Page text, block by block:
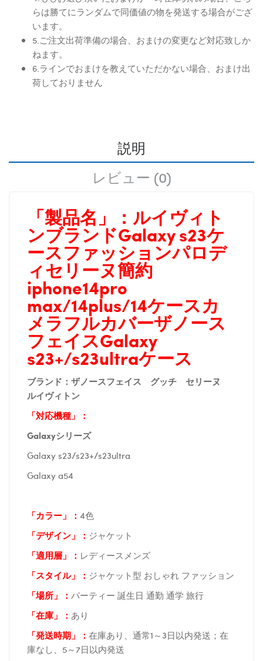
らは勝てにランダムで同価値の物を発送する場合がござ
います。
5.ご注文出荷準備の場合、おまけの変更など対応致しか
ねます。
6.ラインでおまけを教えていただかない場合、おまけ出
荷しておりません
説明
レビュー (0)
「製品名」： ルイヴィト
ンブランドGalaxy s23ケ
ースファッションパロデ
ィセリーヌ簡約
iphone14pro
max/14plus/14ケースカ
メラフルカバーザノース
フェイスGalaxy
s23+/s23ultraケース
ブランド：ザノースフェイス グッチ セリーヌ
ルイヴィトン
「対応機種」：
Galaxyシリーズ
Galaxy s23/s23+/s23ultra
Galaxy a54
「カラー」： 4色
「デザイン」
： ジャケット
「適用層」： レディースメンズ
「スタイル」： ジャケット型 おしゃれ ファッション
「場所 」： パーティー 誕生日 通勤 通学 旅行
「在庫 」： あり
「発送時期 」： 在庫あり、通常1～3日以内発送；在
庫なし、5～7日以内発送